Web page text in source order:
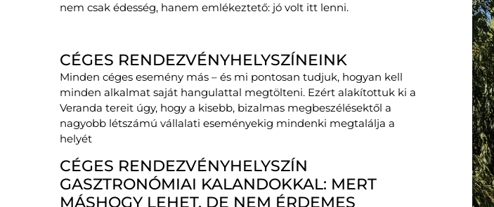
nem csak édesség, hanem emlékeztető: jó volt itt lenni.
CÉGES RENDEZVÉNYHELYSZÍNEINK
Minden céges esemény más – és mi pontosan tudjuk, hogyan kell
minden alkalmat saját hangulattal megtölteni. Ezért alakítottuk ki a
Veranda tereit úgy, hogy a kisebb, bizalmas megbeszélésektől a
nagyobb létszámú vállalati eseményekig mindenki megtalálja a
helyét
CÉGES RENDEZVÉNYHELYSZÍN
GASZTRONÓMIAI KALANDOKKAL: MERT
MÁSHOGY LEHET, DE NEM ÉRDEMES